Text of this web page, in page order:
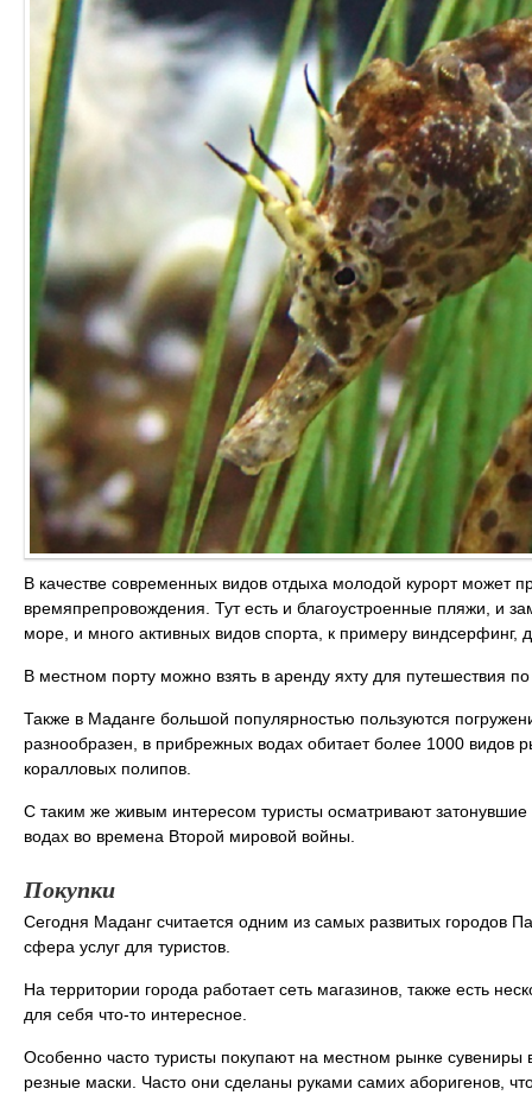
В качестве современных видов отдыха молодой курорт может
времяпрепровождения. Тут есть и благоустроенные пляжи, и
море, и много активных видов спорта, к примеру виндсерфинг,
В местном порту можно взять в аренду яхту для путешествия
Также в Маданге большой популярностью пользуются
разнообразен, в прибрежных водах обитает более 1000 видов
коралловых полипов.
С таким же живым интересом туристы осматривают
водах во времена Второй мировой войны.
Покупки
Сегодня Маданг считается одним из самых развитых городов
сфера услуг для туристов.
На территории города работает сеть магазинов, также есть
для себя что-то интересное.
Особенно часто туристы покупают на местном рынке
резные маски. Часто они сделаны руками самих аборигенов,